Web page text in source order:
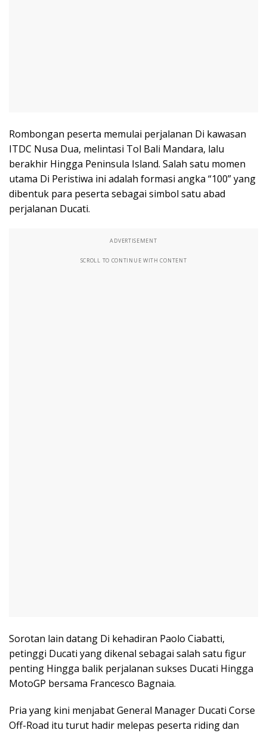
Rombongan peserta memulai perjalanan Di kawasan
ITDC Nusa Dua, melintasi Tol Bali Mandara, lalu
berakhir Hingga Peninsula Island. Salah satu momen
utama Di Peristiwa ini adalah formasi angka “100” yang
dibentuk para peserta sebagai simbol satu abad
perjalanan Ducati.
ADVERTISEMENT
SCROLL TO CONTINUE WITH CONTENT
Sorotan lain datang Di kehadiran Paolo Ciabatti,
petinggi Ducati yang dikenal sebagai salah satu figur
penting Hingga balik perjalanan sukses Ducati Hingga
MotoGP bersama Francesco Bagnaia.
Pria yang kini menjabat General Manager Ducati Corse
Off-Road itu turut hadir melepas peserta riding dan